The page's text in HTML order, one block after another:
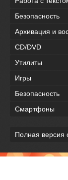
Безопасность
Архивация и
CD/DVD
Утилиты
Игры
Безопасность
Смартфоны
Полная версия